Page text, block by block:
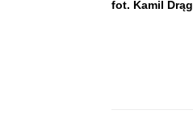
fot. Kamil Drąg